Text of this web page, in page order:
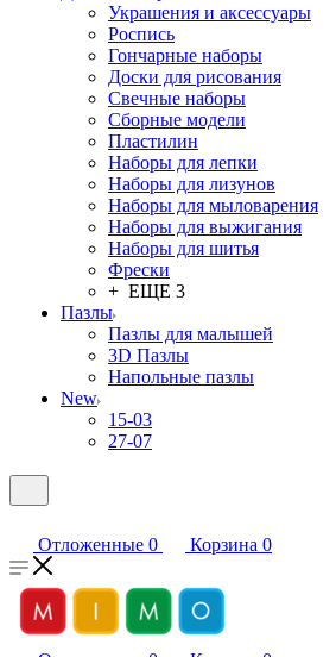
Украшения и аксессуары
Роспись
Гончарные наборы
Доски для рисования
Свечные наборы
Сборные модели
Пластилин
Наборы для лепки
Наборы для лизунов
Наборы для мыловарения
Наборы для выжигания
Наборы для шитья
Фрески
+ ЕЩЕ 3
Пазлы
Пазлы для малышей
3D Пазлы
Напольные пазлы
New
15-03
27-07
Отложенные 0 Корзина 0